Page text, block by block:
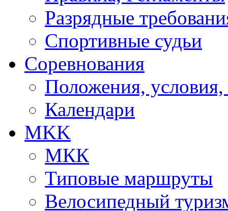
Разрядные
Спортивные судьи
Соревнования
Положения, условия,
Календари
MKK
МКК
Типовые маршруты
Велосипедный